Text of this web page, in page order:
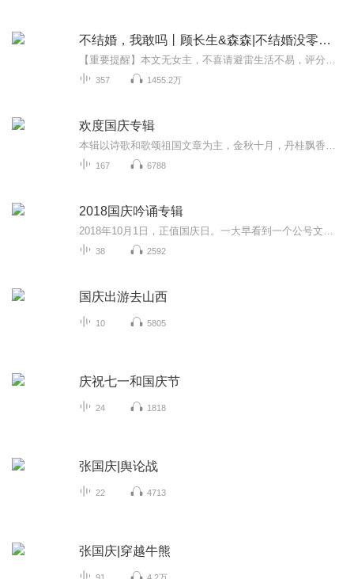
不结婚，我敢吗丨顾长生&森森|不结婚没零花钱
357 1455.2万
欢度国庆专辑
167 6788
2018国庆吟诵专辑
38 2592
国庆出游去山西
10 5805
庆祝七一和国庆节
24 1818
张国庆|舆论战
22 4713
张国庆|穿越牛熊